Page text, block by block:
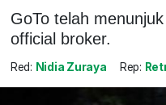
GoTo telah
official broker.
Red: Nidia Zuraya Rep: